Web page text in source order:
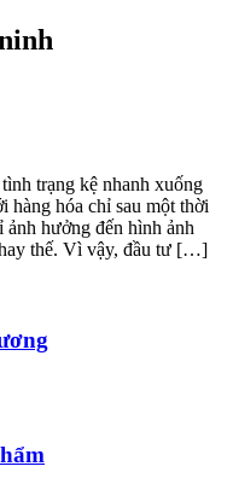
trạng kệ nhanh xuống
hàng hóa chỉ sau một thời
hưởng đến hình ảnh
thế. Vì vậy, đầu tư […]